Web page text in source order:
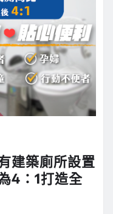
建築廁所設置
4：1打造全